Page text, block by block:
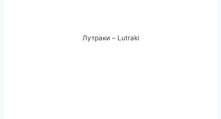
Лутраки – Lutraki